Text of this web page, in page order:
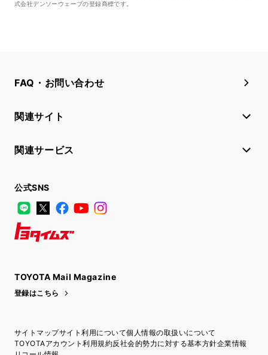
式会社デンソーウェーブの登録商標です。
FAQ・お問い合わせ
関連サイト
関連サービス
公式SNS
LINE
X FacebookYouTube
TOYOTA Mail Magazine
登録はこちら
サイトマップサイト利用について個人情報の取扱いについて
TOYOTAアカウント利用規約反社会的勢力に対する基本方針企業情報